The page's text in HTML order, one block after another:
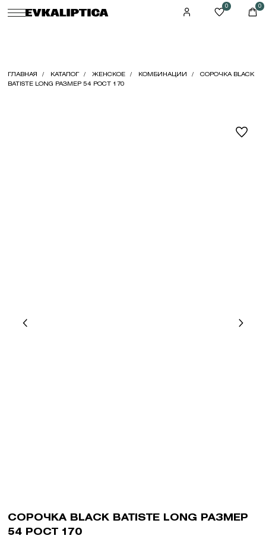
0 0
ГЛАВНАЯ КАТАЛОГ ЖЕНСКОЕ КОМБИНАЦИИ
СОРОЧКА BLACK
BATISTE LONG РАЗМЕР 54 РОСТ 170
СОРОЧКА BLACK BATISTE LONG РАЗМЕР
54 РОСТ 170